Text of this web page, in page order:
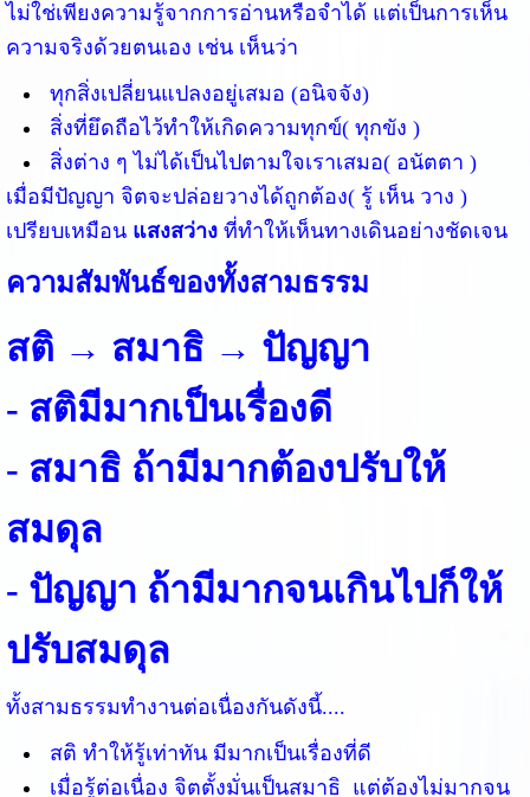
ไม่ใช่เพียงความรู้จากการอ่านหรือจำได้ แต่เป็นการเห็น
ความจริงด้วยตนเอง เช่น เห็นว่า
ทุกสิ่งเปลี่ยนแปลงอยู่เสมอ (อนิจจัง)
สิ่งที่ยึดถือไว้ทำให้เกิดความทุกข์( ทุกขัง )
สิ่งต่าง ๆ ไม่ได้เป็นไปตามใจเราเสมอ( อนัตตา )
เมื่อมีปัญญา จิตจะปล่อยวางได้ถูกต้อง( รู้ เห็น วาง )
เปรียบเหมือน แสงสว่างที่ทำให้เห็นทางเดินอย่างชัดเจน
ความสัมพันธ์ของทั้งสามธรรม
สติ → สมาธิ → ปัญญา
- สติมีมากเป็นเรื่องดี
- สมาธิ ถ้ามีมากต้องปรับให้
สมดุล
- ปัญญา ถ้ามีมากจนเกินไปก็ให้
ปรับสมดุล
ทั้งสามธรรมทำงานต่อเนื่องกันดังนี้....
สติ ทำให้รู้เท่าทัน มีมากเป็นเรื่องที่ดี
เมื่อรู้ต่อเนื่อง จิตตั้งมั่นเป็นสมาธิ แต่ต้องไม่มากจน